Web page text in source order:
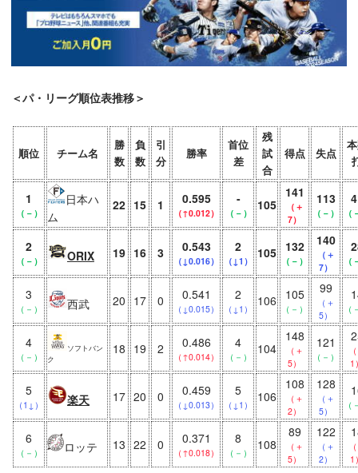
＜パ・リーグ順位表推移＞
順位 チーム名
勝
数
負
数
引
分
勝率
首位
差
残
試
合
得点 失点
1
（－）
日本ハ
ム
22 15 1 0.595
（↑0.012）
-
（－）
105
141
（＋
7）
113
（－） （
2
（－） ORIX 19 16 3 0.543
（↓0.016）
2
（↓1）
105 132
（－）
140
（＋
7）
（
3
（－） 西武 20 17 0 0.541
（↓0.015）
2
（↓1）
106 105
（－）
99
（＋
5）
（
4
（－）
ソフトバン
ク
18 19 2 0.486
（↑0.014）
4
（－）
104
148
（＋
5）
121
（－）
1
5
（1↓） 楽天 17 20 0 0.459
（↓0.013）
5
（↓1）
106
108
（＋
2）
128
（＋
5）
（
6
（－） ロッテ 13 22 0 0.371
（↑0.018）
8
（－）
108
89
（＋
5）
122
（＋
2）
1